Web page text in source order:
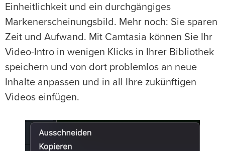
Einheitlichkeit und ein durchgängiges
Markenerscheinungsbild. Mehr noch: Sie sparen
Zeit und Aufwand. Mit Camtasia können Sie Ihr
Video-Intro in wenigen Klicks in Ihrer Bibliothek
speichern und von dort problemlos an neue
Inhalte anpassen und in all Ihre zukünftigen
Videos einfügen.